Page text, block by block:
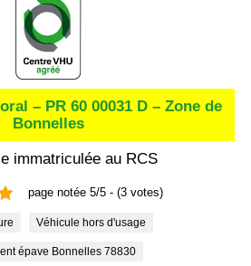
– PR 60 00031 D – Zone de
Bonnelles
immatriculée au RCS
page notée 5/5 - (3 votes)
Véhicule hors d'usage
épave Bonnelles 78830